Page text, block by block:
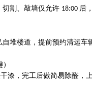
切割、敲墙仅允许 18:00 后
堆楼道，提前预约清运车
漆，完工后做简易除醛，